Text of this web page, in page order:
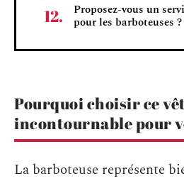
Proposez-vous un
pour les barboteuses ?
Pourquoi choisir ce
incontournable pour
La barboteuse représente